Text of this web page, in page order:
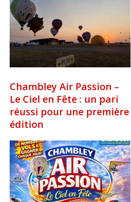
Chambley Air Passion –
Le Ciel en Fête : un pari
réussi pour une première
édition